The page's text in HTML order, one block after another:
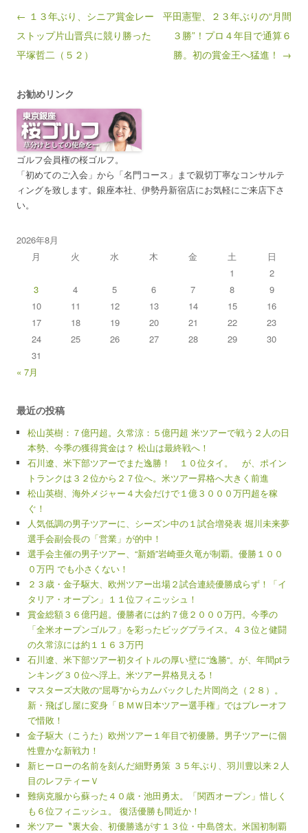
Post navigation
← １３年ぶり、シニア賞金レー
ストップ片山晋呉に競り勝った
平塚哲二（５２）
平田憲聖、２３年ぶりの“月間
３勝”！プロ４年目で通算６
勝。初の賞金王へ猛進！ →
お勧めリンク
ゴルフ会員権の桜ゴルフ。
「初めてのご入会」から「名門コース」まで親切丁寧なコンサルテ
ィングを致します。銀座本社、伊勢丹新宿店にお気軽にご来店下さ
い。
2026年8月
月
火 水 木 金 土
日
1
2
3
4 5 6 7 8
9
10
11 12 13 14 15
16
17
18 19 20 21 22
23
24
25 26 27 28 29
30
31
« 7月
最近の投稿
松山英樹：７億円超。久常涼：５億円超 米ツアーで戦う２人の日
本勢、今季の獲得賞金は？ 松山は最終戦へ！
石川遼、米下部ツアーでまた逸勝！ １０位タイ。 が、ポイン
トランクは３２位から２７位へ。米ツアー昇格へ大きく前進
松山英樹、海外メジャー４大会だけで１億３０００万円超を稼
ぐ！
人気低調の男子ツアーに、シーズン中の１試合増発表 堀川未来夢
選手会副会長の「営業」が的中！
選手会主催の男子ツアー、“新婚”岩崎亜久竜が制覇。優勝１００
０万円 でも小さくない！
２３歳・金子駆大、欧州ツアー出場２試合連続優勝成らず！「イ
タリア・オープン」１１位フィニッシュ！
賞金総額３６億円超。優勝者には約７億２０００万円。今季の
「全米オープンゴルフ」を彩ったビッグプライス。４３位と健闘
の久常涼には約１１６３万円
石川遼、米下部ツアー初タイトルの厚い壁に“逸勝“。が、年間ptラ
ンキング３０位へ浮上。米ツアー昇格見える！
マスターズ大敗の“屈辱”からカムバックした片岡尚之（２８）。
新・飛ばし屋に変身「ＢＭＷ日本ツアー選手権」ではプレーオフ
で惜敗！
金子駆大（こうた）欧州ツアー１年目で初優勝。男子ツアーに個
性豊かな新戦力！
新ヒーローの名前を刻んだ細野勇策 ３５年ぶり、羽川豊以来２人
目のレフティーＶ
難病克服から蘇った４０歳・池田勇太。「関西オープン」惜しく
も６位フィニッシュ。 復活優勝も間近か！
米ツアー〝裏大会、初優勝逃がす１３位・中島啓太。米国初制覇